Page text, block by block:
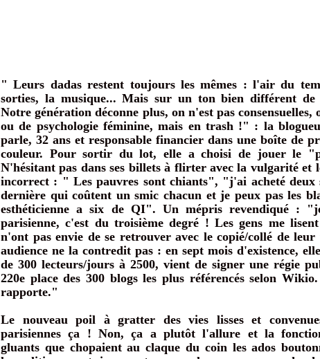
" Leurs dadas restent toujours les mêmes : l'air du
sorties, la musique... Mais sur un ton bien différent de
Notre génération déconne plus, on n'est pas consensuelles,
ou de psychologie féminine, mais en trash !" : la
parle, 32 ans et responsable financier dans une boîte de
couleur. Pour sortir du lot, elle a choisi de jouer le
N'hésitant pas dans ses billets à flirter avec la vulgarité et
incorrect : " Les pauvres sont chiants", "j'ai acheté deux
dernière qui coûtent un smic chacun et je peux pas les
esthéticienne a six de QI". Un mépris revendiqué :
parisienne, c'est du troisième degré ! Les gens me
n'ont pas envie de se retrouver avec le copié/collé de leur
audience ne la contredit pas : en sept mois d'existence,
de 300 lecteurs/jours à 2500, vient de signer une régie
220e place des 300 blogs les plus référencés selon
rapporte."
Le nouveau poil à gratter des vies lisses et
parisiennes ça ! Non, ça a plutôt l'allure et la
gluants que chopaient au claque du coin les ados